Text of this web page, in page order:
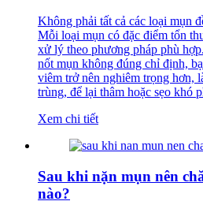
Không phải tất cả các loại mụn
Mỗi loại mụn có đặc điểm tổn
xử lý theo phương pháp phù
nốt mụn không đúng chỉ định,
viêm trở nên nghiêm trọng hơn,
trùng, để lại thâm hoặc sẹo khó
Xem chi tiết
Sau khi nặn mụn nên
nào?